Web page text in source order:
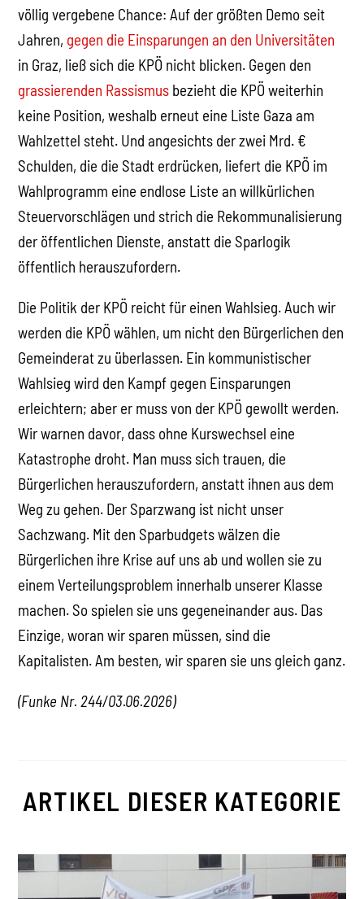
völlig vergebene Chance: Auf der größten Demo seit
Jahren, gegen die Einsparungen an den Universitäten
in Graz, ließ sich die KPÖ nicht blicken. Gegen den
grassierenden Rassismus bezieht die KPÖ weiterhin
keine Position, weshalb erneut eine Liste Gaza am
Wahlzettel steht. Und angesichts der zwei Mrd. €
Schulden, die die Stadt erdrücken, liefert die KPÖ im
Wahlprogramm eine endlose Liste an willkürlichen
Steuervorschlägen und strich die Rekommunalisierung
der öffentlichen Dienste, anstatt die Sparlogik
öffentlich herauszufordern.
Die Politik der KPÖ reicht für einen Wahlsieg. Auch wir
werden die KPÖ wählen, um nicht den Bürgerlichen den
Gemeinderat zu überlassen. Ein kommunistischer
Wahlsieg wird den Kampf gegen Einsparungen
erleichtern; aber er muss von der KPÖ gewollt werden.
Wir warnen davor, dass ohne Kurswechsel eine
Katastrophe droht. Man muss sich trauen, die
Bürgerlichen herauszufordern, anstatt ihnen aus dem
Weg zu gehen. Der Sparzwang ist nicht unser
Sachzwang. Mit den Sparbudgets wälzen die
Bürgerlichen ihre Krise auf uns ab und wollen sie zu
einem Verteilungsproblem innerhalb unserer Klasse
machen. So spielen sie uns gegeneinander aus. Das
Einzige, woran wir sparen müssen, sind die
Kapitalisten. Am besten, wir sparen sie uns gleich ganz.
(Funke Nr. 244/03.06.2026)
ARTIKEL DIESER KATEGORIE